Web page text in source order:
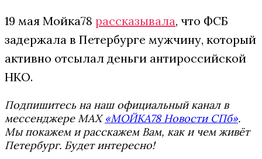
19 мая Мойка78 рассказывала, что ФСБ
задержала в Петербурге мужчину, который
активно отсылал деньги антироссийской
НКО.
Подпишитесь на наш официальный канал в
мессенджере MAX«МОЙКА78 Новости СПб».
Мы покажем и расскажем Вам, как и чем живёт
Петербург. Будет интересно!